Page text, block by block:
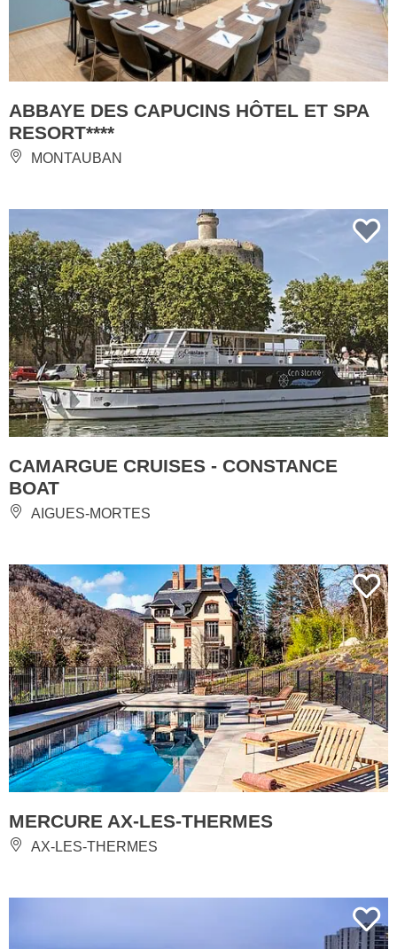
ABBAYE DES CAPUCINS HÔTEL ET SPA
RESORT****
MONTAUBAN
CAMARGUE CRUISES - CONSTANCE
BOAT
AIGUES-MORTES
MERCURE AX-LES-THERMES
AX-LES-THERMES